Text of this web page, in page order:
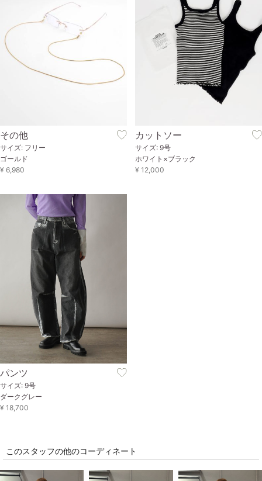
その他
サイズ: フリー
ゴールド
¥ 6,980
カットソー
サイズ: 9号
ホワイト×ブラック
¥ 12,000
パンツ
サイズ: 9号
ダークグレー
¥ 18,700
このスタッフの他のコーディネート